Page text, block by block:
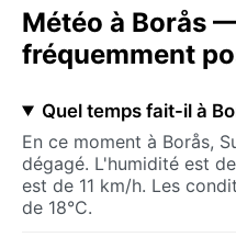
Météo à Borås
fréquemment
Quel temps fait-il à
En ce moment à Borås,
dégagé. L'humidité est
est de 11 km/h. Les
de 18°C.